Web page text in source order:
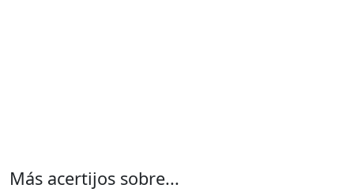
Más acertijos sobre...